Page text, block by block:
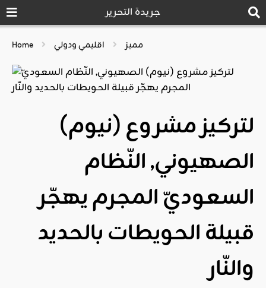
جريدة التحرير
Home مميز اقليمي ودولي
لتركيز مشروع (نيوم)
الصهيوني, النّظام
السعوديّ المجرم يهجّر
قبيلة الحويطات بالحديد
والنّار